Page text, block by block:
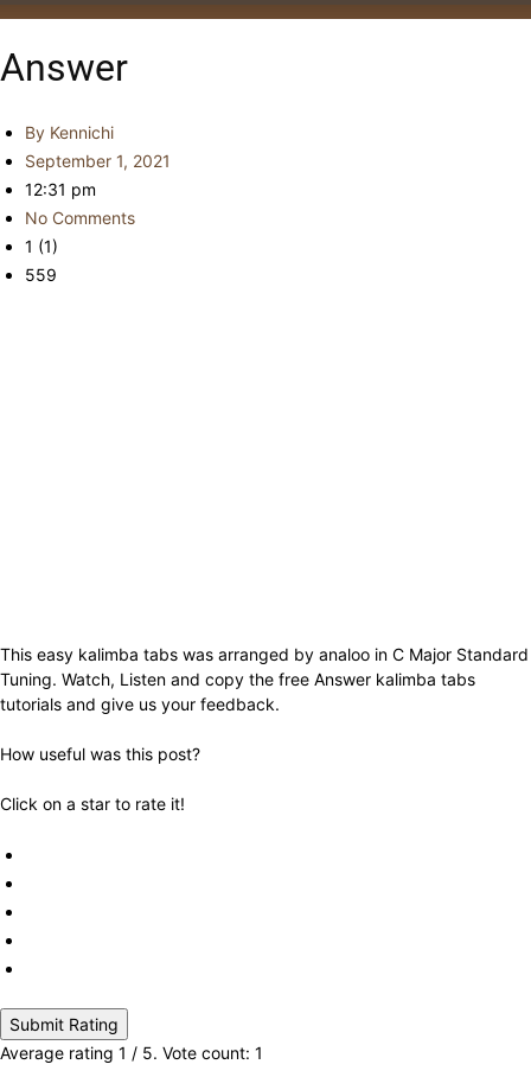
Answer
By Kennichi
September 1, 2021
12:31 pm
No Comments
1 (1)
559
This easy kalimba tabs was arranged by analoo in C Major Standard
Tuning. Watch, Listen and copy the free Answer kalimba tabs
tutorials and give us your feedback.
How useful was this post?
Click on a star to rate it!
Submit Rating
Average rating 1 / 5. Vote count: 1